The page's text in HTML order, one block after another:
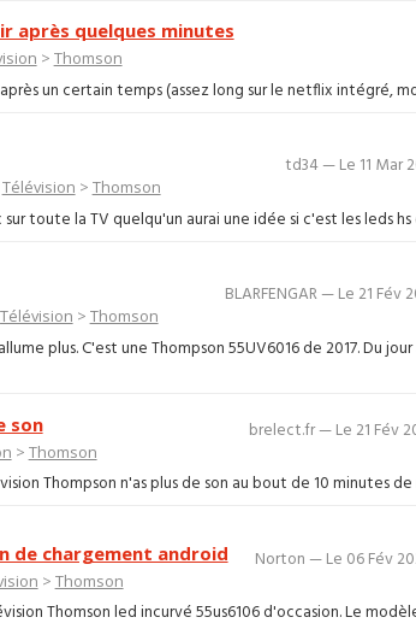
après quelques minutes
> Thomson
un certain temps (assez long sur le netflix intégré,
td34 — Le 11 Mar
Télévision > Thomson
toute la TV quelqu'un aurai une idée si c'est les leds hs
BLARFENGAR — Le 21 Fév
Télévision > Thomson
plus. C'est une Thompson 55UV6016 de 2017. Du
brelect.fr — Le 21 Fév
son
> Thomson
Thompson n'as plus de son au bout de 10 minutes de
Norton — Le 06 Fév
de chargement android
> Thomson
Thomson led incurvé 55us6106 d'occasion. Le